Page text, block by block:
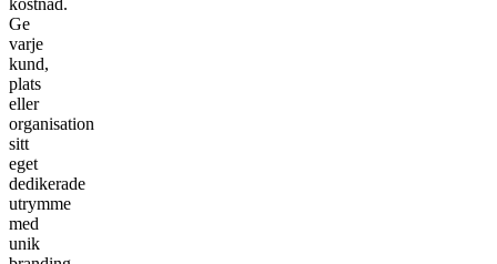
kostnad.
Ge
varje
kund,
plats
eller
organisation
sitt
eget
dedikerade
utrymme
med
unik